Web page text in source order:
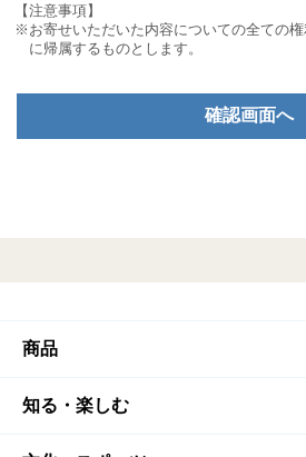
【注意事項】
※お寄せいただいた内容についての全ての
に帰属するものとします。
確認画面へ
商品
商品TOP
知る・楽しむ